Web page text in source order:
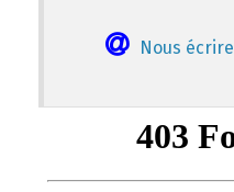
Nous écrire